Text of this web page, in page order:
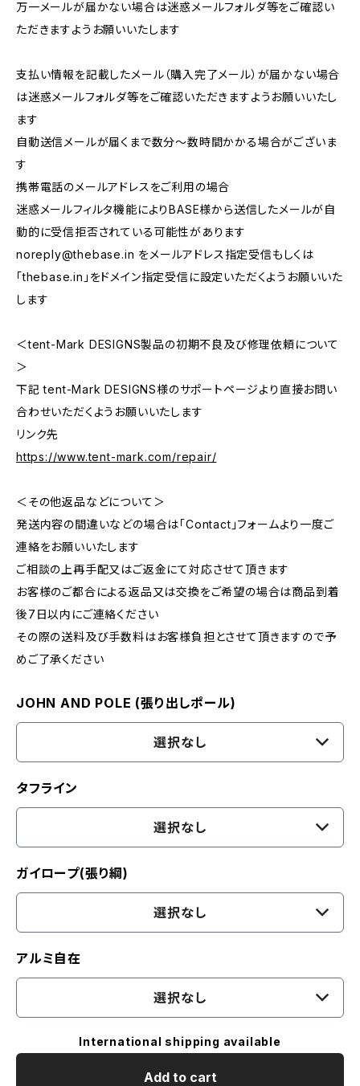
万一メールが届かない場合は迷惑メールフォルダ等をご確認い
ただきますようお願いいたします
支払い情報を記載したメール（購入完了メール）が届かない場合
は迷惑メールフォルダ等をご確認いただきますようお願いいたし
ます
自動送信メールが届くまで数分～数時間かかる場合がございま
す
携帯電話のメールアドレスをご利用の場合
迷惑メールフィルタ機能によりBASE様から送信したメールが自
動的に受信拒否されている可能性があります
noreply@thebase.in をメールアドレス指定受信もしくは
「thebase.in」をドメイン指定受信に設定いただくようお願いいた
します
＜tent-Mark DESIGNS製品の初期不良及び修理依頼について
＞
下記 tent-Mark DESIGNS様のサポートページより直接お問い
合わせいただくようお願いいたします
リンク先
https://www.tent-mark.com/repair/
＜その他返品などについて＞
発送内容の間違いなどの場合は「Contact」フォームより一度ご
連絡をお願いいたします
ご相談の上再手配又はご返金にて対応させて頂きます
お客様のご都合による返品又は交換をご希望の場合は商品到着
後7日以内にご連絡ください
その際の送料及び手数料はお客様負担とさせて頂きますので予
めご了承ください
JOHN AND POLE (張り出しポール)
選択なし
タフライン
選択なし
ガイロープ(張り綱)
選択なし
アルミ自在
選択なし
International shipping available
Add to cart